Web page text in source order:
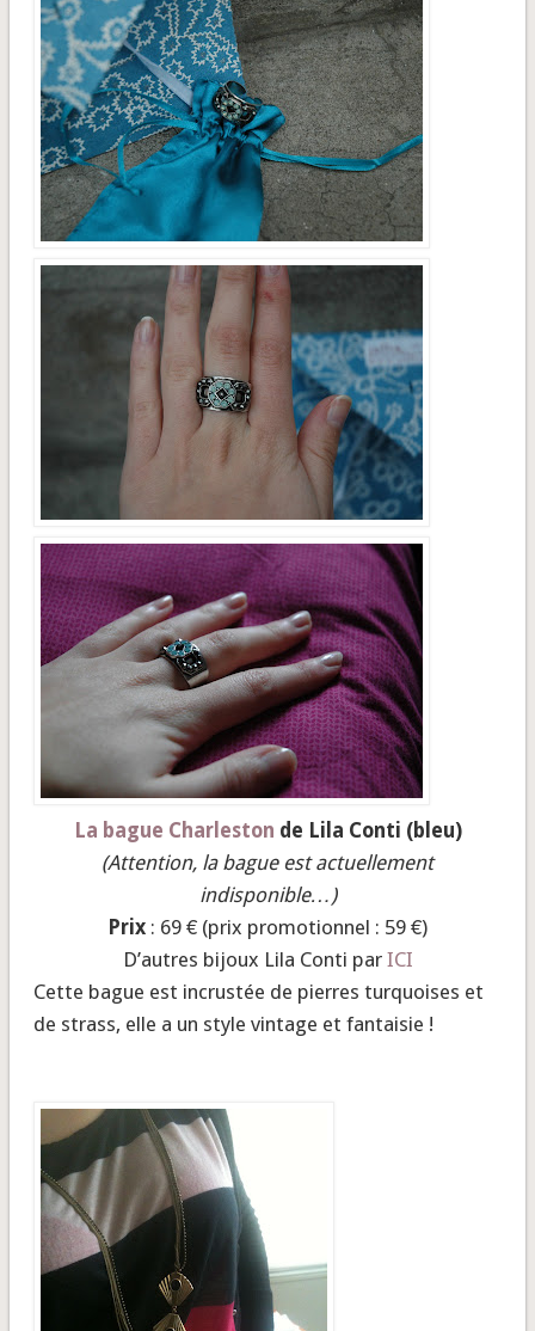
La bague Charleston de Lila Conti (bleu)
(Attention, la bague est actuellement
indisponible…)
Prix : 69 € (prix promotionnel : 59 €)
D’autres bijoux Lila Conti par ICI
Cette bague est incrustée de pierres turquoises et
de strass, elle a un style vintage et fantaisie !